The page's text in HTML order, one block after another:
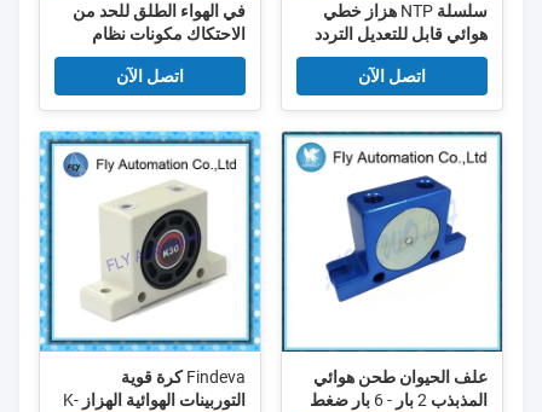
سلسلة NTP هزاز خطي
هوائي قابل للتعديل التردد
19-255 رطل
اتصل الآن
في الهواء الطلق للحد من
الاحتكاك مكونات نظام
هوائي فصل مطرقة الهواء
اتصل الآن
علف الحيوان طحن هوائي
المذبذب 2 بار - 6 بار ضغط
Findeva كرة قوية
التوربينات الهوائية الهزاز K-